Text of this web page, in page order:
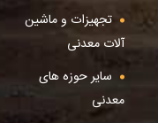
تجهیزات و ماشین
آلات معدنی
سایر حوزه های
معدنی